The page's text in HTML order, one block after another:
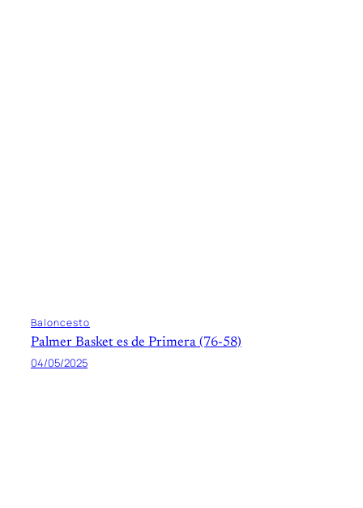
Baloncesto
Palmer Basket es de Primera (76-58)
04/05/2025